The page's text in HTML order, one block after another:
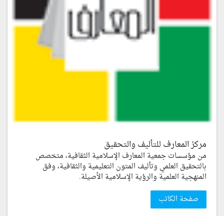
مركز المعارف للتأليف والتحقيق
من مؤسسات جمعية المعارف الإسلامية الثقافية، متخصص
بالتحقيق العلمي وتأليف المتون التعليمية والثقافية، وفق
المنهجية العلمية والرؤية الإسلامية الأصيلة.
صفحة الكاتب